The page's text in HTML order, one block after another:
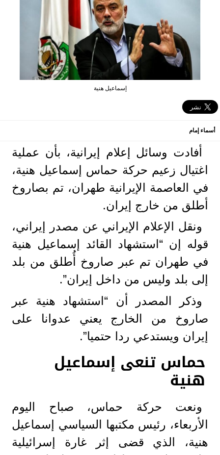
إسماعيل هنية
أسماء إمام
أفادت وسائل إعلام إيرانية، بأن عملية
اغتيال زعيم حركة حماس إسماعيل هنية،
في العاصمة الإيرانية طهران، تم بصاروخ
أطلق من خارج إيران.
ونقل الإعلام الإيراني عن مصدر إيراني،
قوله إن “استشهاد القائد إسماعيل هنية
في طهران تم عبر صاروخ أُطلق من بلد
إلى بلد وليس من داخل إيران”.
وذكر المصدر أن “استشهاد هنية عبر
صاروخ من الخارج يعني عدوانا على
إيران ويستدعي ردا حتميا”.
حماس تنعى إسماعيل
هنية
ونعت حركة حماس، صباح اليوم
الأربعاء، رئيس مكتبها السياسي إسماعيل
هنية، الذي قضى إثر غارة إسرائيلية